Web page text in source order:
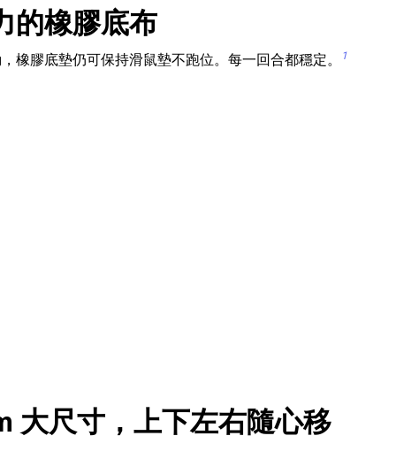
的橡膠底布
橡膠底墊仍可保持滑鼠墊不跑位。每一回合都穩定。 1
大尺寸，上下左右隨心移